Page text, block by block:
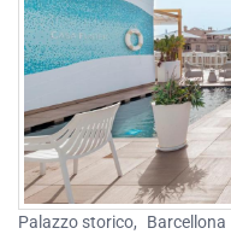
Palazzo storico, Barcellona